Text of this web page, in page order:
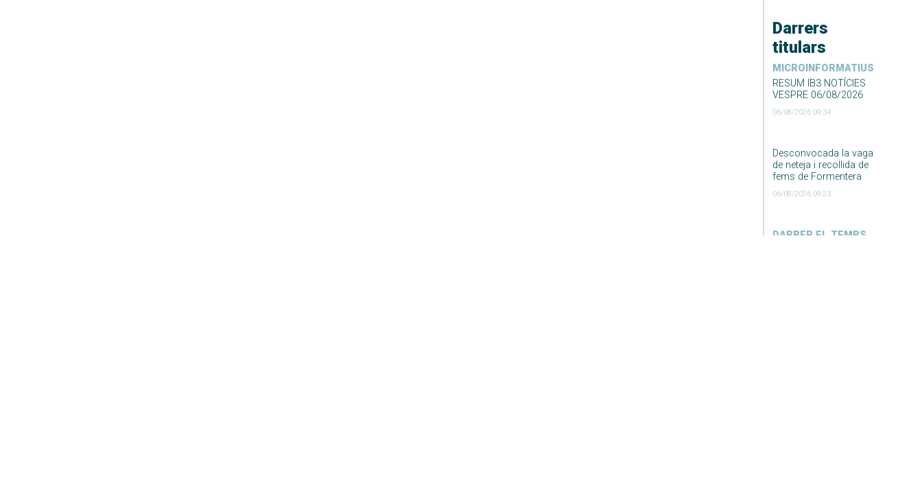
Darrers
titulars
MICROINFORMATIUS
RESUM IB3 NOTÍCIES
VESPRE 06/08/2026
06/08/2026 09:34
Desconvocada la vaga
de neteja i recollida de
fems de Formentera
06/08/2026 09:23
DARRER EL TEMPS